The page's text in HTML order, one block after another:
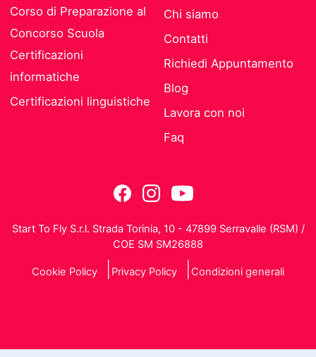
Corso di Preparazione al
Concorso Scuola
Certificazioni
informatiche
Certificazioni linguistiche
Chi siamo
Contatti
Richiedi Appuntamento
Blog
Lavora con noi
Faq
Start To Fly S.r.l. Strada Torinia, 10 - 47899 Serravalle (RSM) /
COE SM SM26888
Cookie Policy Privacy Policy Condizioni generali